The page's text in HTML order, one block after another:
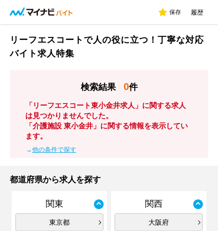
保存 履歴
リーフエスコートで人の役に立つ！丁寧な対応
バイト求人特集
検索結果 0件
「リーフエスコート東小金井求人」に関する求人
は見つかりませんでした。
「介護施設 東小金井」に関する情報を表示してい
ます。
→他の条件で探す
都道府県から求人を探す
関東
東京都
関西
大阪府